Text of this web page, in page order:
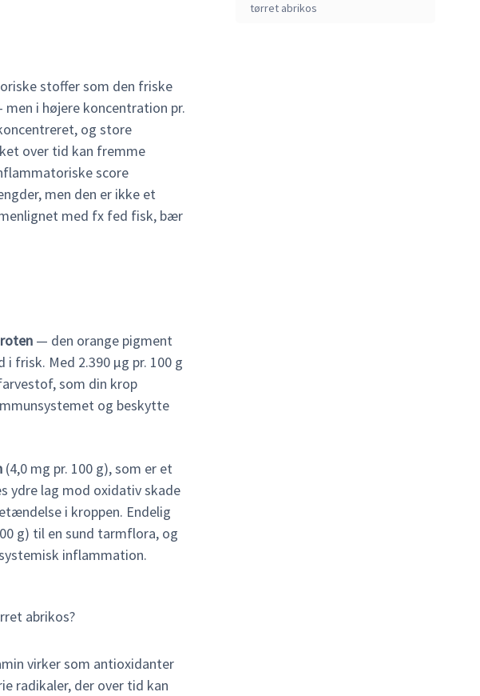
stoffer som den friske
i højere koncentration pr.
og store
over tid kan fremme
score
men den er ikke et
med fx fed fisk, bær
— den orange pigment
frisk. Med 2.390 µg pr. 100 g
som din krop
og beskytte
(4,0 mg pr. 100 g), som er et
ydre lag mod oxidativ skade
i kroppen. Endelig
g) til en sund tarmflora, og
inflammation.
abrikos?
virker som antioxidanter
radikaler, der over tid kan
tørret abrikos